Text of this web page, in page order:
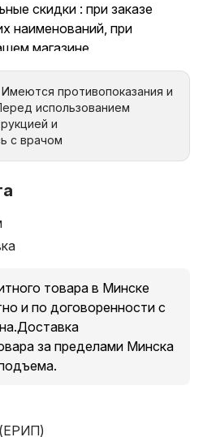
скидки : при заказе
наименований, при
магазине
противопоказания и
использованием
и
с врачом
товара в Минске
и по договоренности с
за пределами Минска